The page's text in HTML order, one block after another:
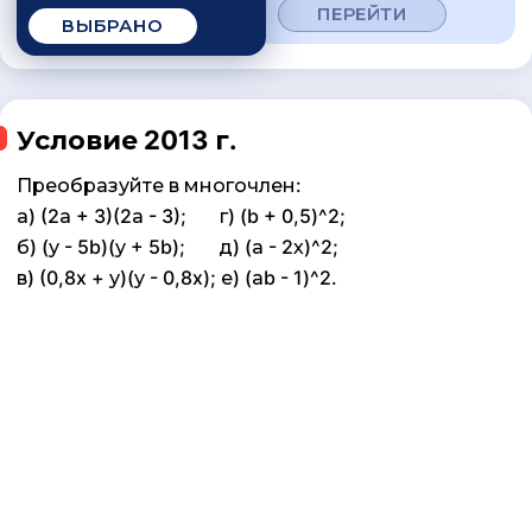
ВЫБРАНО
ПЕРЕЙТИ
Условие 2013 г.
Преобразуйте в многочлен:
а) (2а + 3)(2а - 3); г) (b + 0,5)^2;
б) (у - 5b)(у + 5b); д) (а - 2х)^2;
в) (0,8x + у)(у - 0,8x); е) (аb - 1)^2.